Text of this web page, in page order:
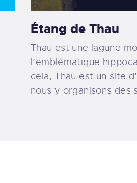
Étang de Thau
Thau est une lagune
l’emblématique
cela, Thau est un site
nous y organisons des